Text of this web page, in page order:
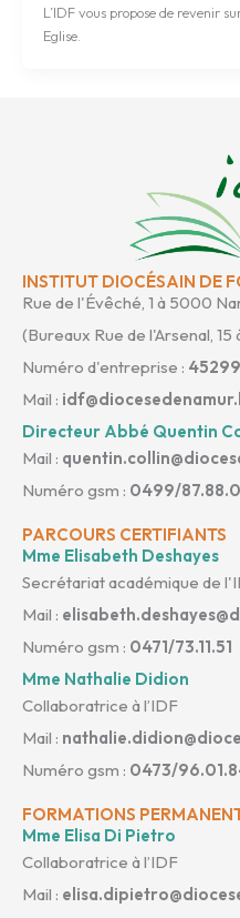
L’IDF vous propose de revenir
Eglise.
INSTITUT DIOCÉSAIN DE
Rue de l'Évêché, 1 à 5000
(Bureaux Rue de l'Arsenal,
Numéro d'entreprise :
Mail :
Directeur Abbé Quentin
Mail :
Numéro gsm : 0499/
PARCOURS CERTIFIANTS
Mme Elisabeth Deshayes
Secrétariat académique de
Mail :
Numéro gsm : 0471/73.11.51
Mme Nathalie Didion
Collaboratrice à l’IDF
Mail :
Numéro gsm : 0473/
FORMATIONS
Mme Elisa Di Pietro
Collaboratrice à l’IDF
Mail :